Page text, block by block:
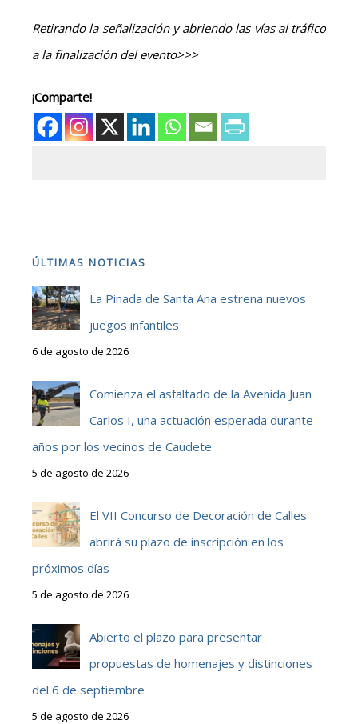
Retirando la señalización y abriendo las vías al tráfico
a la finalización del evento>>>
¡Comparte!
ÚLTIMAS NOTICIAS
La Pinada de Santa Ana estrena nuevos
juegos infantiles
6 de agosto de 2026
Comienza el asfaltado de la Avenida Juan
Carlos I, una actuación esperada durante
años por los vecinos de Caudete
5 de agosto de 2026
El VII Concurso de Decoración de Calles
abrirá su plazo de inscripción en los
próximos días
5 de agosto de 2026
Abierto el plazo para presentar
propuestas de homenajes y distinciones
del 6 de septiembre
5 de agosto de 2026